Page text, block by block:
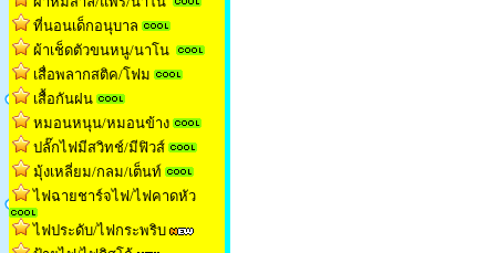
ที่นอนเด็กอนุบาล
ผ้าเช็ดตัวขนหนู/นาโน
เสื่อพลากสติค/โฟม
เสื้อกันฝน
หมอนหนุน/หมอนข้าง
ปลั๊กไฟมีสวิทช์/มีฟิวส์
มุ้งเหลี่ยม/กลม/เต็นท
ไฟฉายชาร์จไฟ/ไฟคาดหัว
ไฟประดับ/ไฟกระพริบ